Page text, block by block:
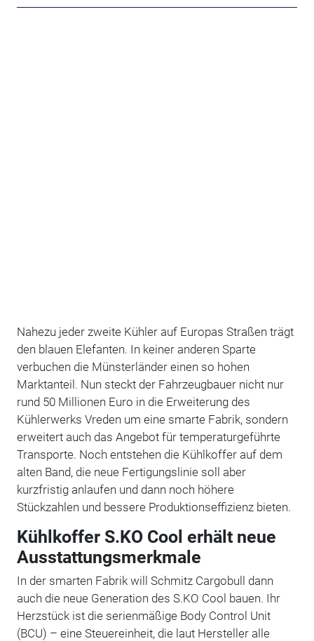
Nahezu jeder zweite Kühler auf Europas Straßen trägt
den blauen Elefanten. In keiner anderen Sparte
verbuchen die Münsterländer einen so hohen
Marktanteil. Nun steckt der Fahrzeugbauer nicht nur
rund 50 Millionen Euro in die Erweiterung des
Kühlerwerks Vreden um eine smarte Fabrik, sondern
erweitert auch das Angebot für temperaturgeführte
Transporte. Noch entstehen die Kühlkoffer auf dem
alten Band, die neue Fertigungslinie soll aber
kurzfristig anlaufen und dann noch höhere
Stückzahlen und bessere Produktionseffizienz bieten.
Kühlkoffer S.KO Cool erhält neue
Ausstattungsmerkmale
In der smarten Fabrik will Schmitz Cargobull dann
auch die neue Generation des S.KO Cool bauen. Ihr
Herzstück ist die serienmäßige Body Control Unit
(BCU) – eine Steuereinheit, die laut Hersteller alle